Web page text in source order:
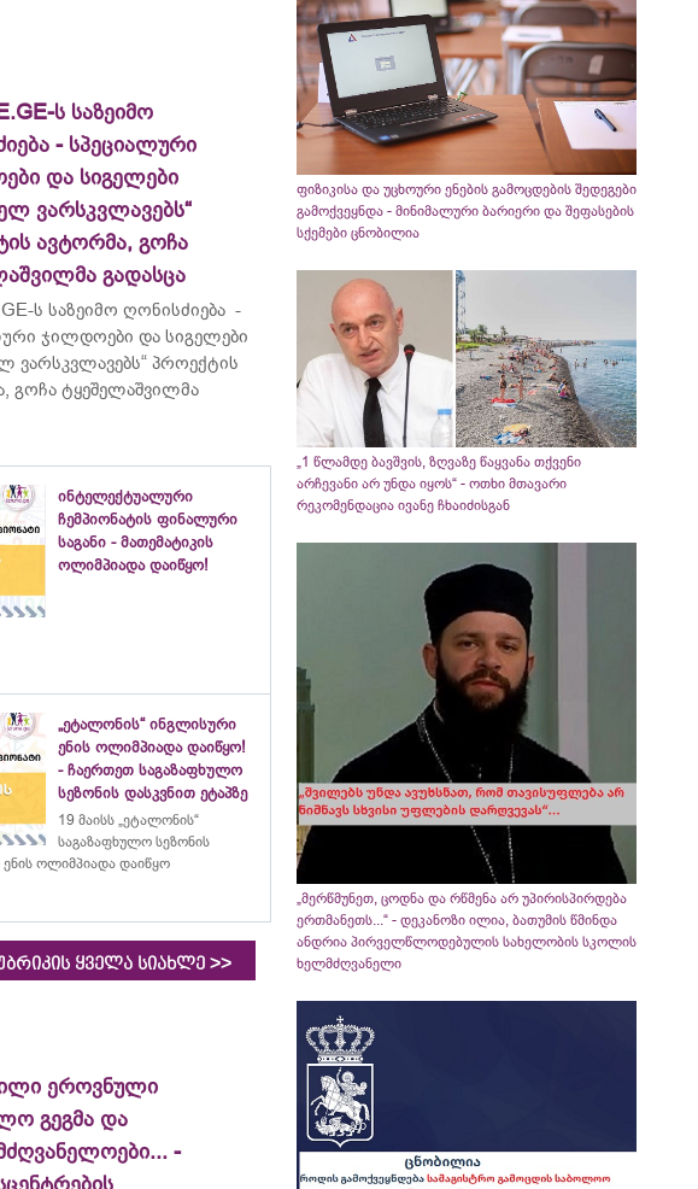
ს საზეიმო
- სპეციალური
და სიგელები
ვარსკვლავებს“
ავტორმა, გოჩა
გადასცა
ს საზეიმო ღონისძიება -
ჯილდოები და სიგელები
ვარსკვლავებს“ პროექტის
გოჩა ტყეშელაშვილმა
ინტელექტუალური
ჩემპიონატის ფინალური
საგანი - მათემატიკის
ოლიმპიადა დაიწყო!
„ეტალონის“ ინგლისური
ენის ოლიმპიადა დაიწყო!
- ჩაერთეთ საგაზაფხულო
სეზონის დასკვნით ეტაპზე
19 მაისს „ეტალონის“
საგაზაფხულო სეზონის
ოლიმპიადა დაიწყო
ყველა სიახლე >>
ეროვნული
გეგმა და
-
ფიზიკისა და უცხოური ენების გამოცდების შედეგები
გამოქვეყნდა - მინიმალური ბარიერი და შეფასების
სქემები ცნობილია
„1 წლამდე ბავშვის, ზღვაზე წაყვანა თქვენი
არჩევანი არ უნდა იყოს“ - ოთხი მთავარი
რეკომენდაცია ივანე ჩხაიძისგან
„მერწმუნეთ, ცოდნა და რწმენა არ უპირისპირდება
ერთმანეთს...“ - დეკანოზი ილია, ბათუმის წმინდა
ანდრია პირველწლოდებულის სახელობის სკოლის
ხელმძღვანელი